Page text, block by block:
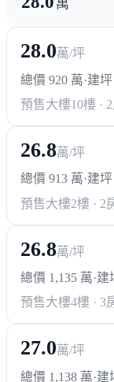
萬
28.0萬/坪
總價 920 萬·建
預售大樓10樓 ·
26.8萬/坪
總價 913 萬·建
預售大樓2樓 · 2
26.8萬/坪
總價 1,135 萬·建
預售大樓4樓 · 3
27.0萬/坪
總價 1,138 萬·建